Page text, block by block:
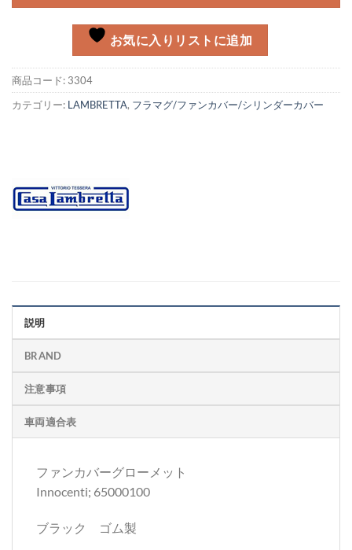
お気に入りリストに追加
商品コード: 3304
カテゴリー: LAMBRETTA, フラマグ/ファンカバー/シリンダーカバー
説明
BRAND
注意事項
車両適合表
ファンカバーグローメット
Innocenti; 65000100
ブラック ゴム製